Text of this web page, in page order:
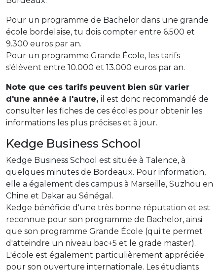
Pour un programme de Bachelor dans une grande
école bordelaise, tu dois compter entre 6.500 et
9.300 euros par an.
Pour un programme Grande École, les tarifs
s'élèvent entre 10.000 et 13.000 euros par an.
Note que ces tarifs peuvent bien sûr varier
d'une année à l'autre, il est donc recommandé de
consulter les fiches de ces écoles pour obtenir les
informations les plus précises et à jour.
Kedge Business School
Kedge Business School est située à Talence, à
quelques minutes de Bordeaux. Pour information,
elle a également des campus à Marseille, Suzhou en
Chine et Dakar au Sénégal.
Kedge bénéficie d'une très bonne réputation et est
reconnue pour son programme de Bachelor, ainsi
que son programme Grande École (qui te permet
d'atteindre un niveau bac+5 et le grade master).
L'école est également particulièrement appréciée
pour son ouverture internationale. Les étudiants